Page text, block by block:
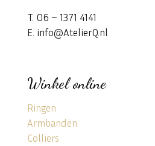
T. 06 – 1371 4141
E. info@AtelierQ.nl
Winkel online
Ringen
Armbanden
Colliers